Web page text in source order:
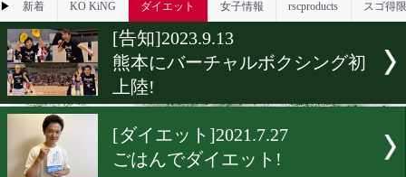
2024年5月のニュース
▶ 新着 KO KiNG
[告知]2023.9.13
熊本にバーチャルボクシン